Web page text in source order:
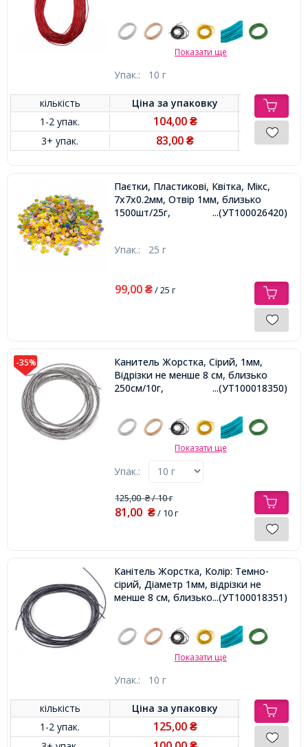
Показати ще
Упак.: 10 г
кількість Ціна заупаковку
1-2 упак.
104,00 ₴
3+ упак. 83,00₴
Паєтки, Пластикові, Квітка, Мікс,
7х7х0.2мм, Отвір 1мм, близько
1500шт/25г,
...(УТ100026420)
Упак.: 25 г
99,00 ₴/ 25 г
-35%
Канитель Жорстка, Сірий, 1мм,
Відрізки не менше 8 см, близько
250см/10г,
...(УТ100018350)
Показати ще
Упак.:
125,00₴/ 10 г
81,00 ₴/ 10 г
Канітель Жорстка, Колір: Темно-
сірий, Діаметр 1мм, відрізки не
менше 8 см, близько 250см / 10г,
...(УТ100018351)
Показати ще
Упак.: 10 г
кількість Ціна заупаковку
1-2 упак.
125,00 ₴